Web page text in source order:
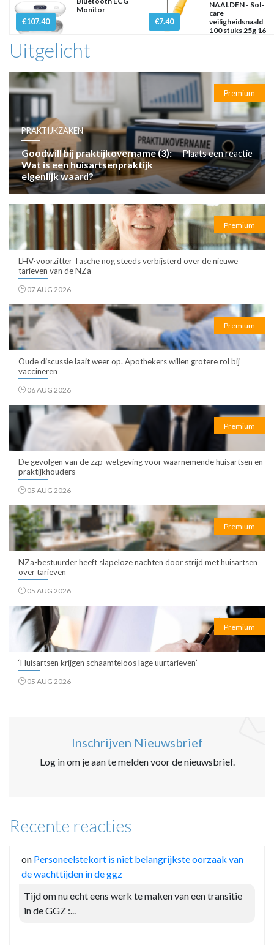
€107.40
Monitor
€7.40
NAALDEN - Sol-
care
veiligheidsnaald
100 stuks 25g 16
Uitgelicht
Premium
PRAKTIJKZAKEN
Goodwill bij praktijkovername (3):
Wat is een huisartsenpraktijk
eigenlijk waard?
Plaats een reactie
Premium
LHV-voorzitter Tasche nog steeds verbijsterd over de nieuwe
tarieven van de NZa
07 AUG 2026
Premium
Oude discussie laait weer op. Apothekers willen grotere rol bij
vaccineren
06 AUG 2026
Premium
De gevolgen van de zzp-wetgeving voor waarnemende huisartsen en
praktijkhouders
05 AUG 2026
Premium
NZa-bestuurder heeft slapeloze nachten door strijd met huisartsen
over tarieven
05 AUG 2026
Premium
‘Huisartsen krijgen schaamteloos lage uurtarieven’
05 AUG 2026
Inschrijven Nieuwsbrief
Log in om je aan te melden voor de nieuwsbrief.
Recente reacties
on Personeelstekort is niet belangrijkste oorzaak van
de wachttijden in de ggz
Tijd om nu echt eens werk te maken van een transitie
in de GGZ :...